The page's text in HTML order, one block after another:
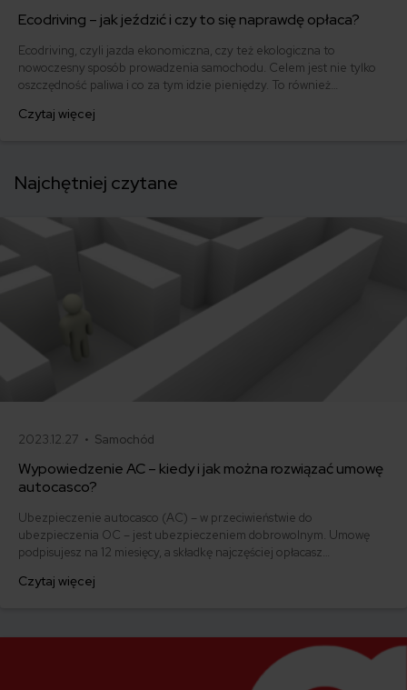
Ecodriving – jak jeździć i czy to się naprawdę opłaca?
Ecodriving, czyli jazda ekonomiczna, czy też ekologiczna to
nowoczesny sposób prowadzenia samochodu. Celem jest nie tylko
oszczędność paliwa i co za tym idzie pieniędzy. To również
Czytaj więcej
Najchętniej czytane
2023.12.27 • Samochód
Wypowiedzenie AC – kiedy i jak można rozwiązać umowę
autocasco?
Ubezpieczenie autocasco (AC) – w przeciwieństwie do
ubezpieczenia OC – jest ubezpieczeniem dobrowolnym. Umowę
podpisujesz na 12 miesięcy, a składkę najczęściej opłacasz
ofertę lub zdecydowałeś się sprzedać samochód w trakcie trwania
Czytaj więcej